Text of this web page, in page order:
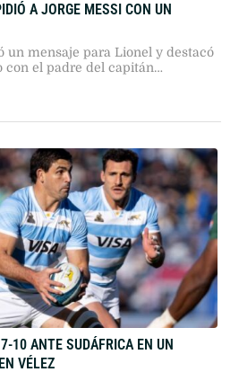
A JORGE MESSI CON UN
un mensaje para Lionel y destacó
con el padre del capitán
10 ANTE SUDÁFRICA EN UN
VÉLEZ